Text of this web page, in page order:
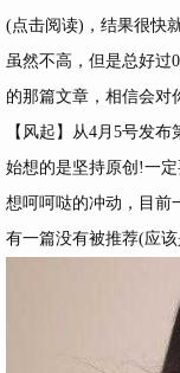
(点击阅读) ，结果很快
虽然不高，但是总好过
的那篇文章，相信会对
【风起】从4月5号发
始想的是坚持原创!一
想呵呵哒的冲动，目前
有一篇没有被推荐(应该